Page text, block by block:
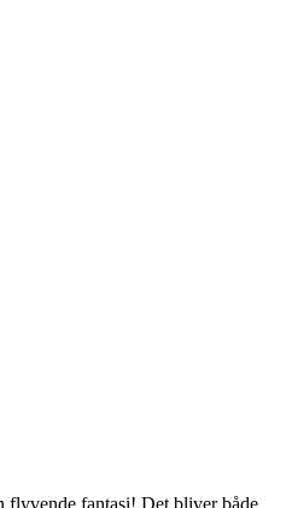
flyvende fantasi! Det bliver både